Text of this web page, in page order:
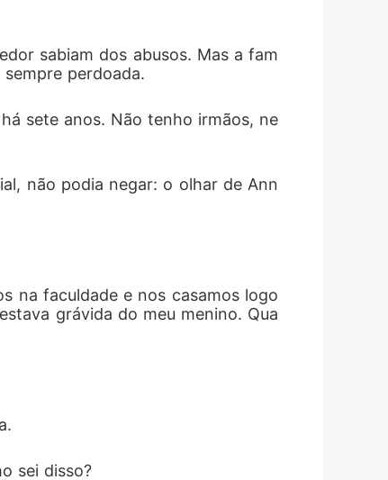
sabiam dos abusos. Mas a fam
perdoada.
sete anos. Não tenho irmãos, ne
não podia negar: o olhar de Ann
na faculdade e nos casamos logo
grávida do meu menino. Qua
sei disso?